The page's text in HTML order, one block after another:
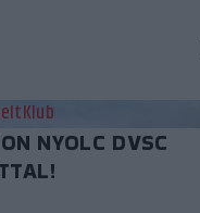
Klub
NYOLC DVSC